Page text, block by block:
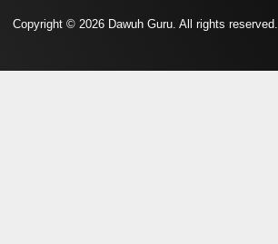
Copyright © 2026 Dawuh Guru. All rights reserved.